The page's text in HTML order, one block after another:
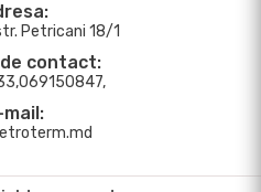
Petricani 18/1
contact:
mail: